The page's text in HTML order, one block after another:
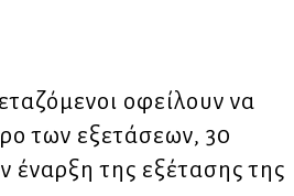
οφείλουν να
των εξετάσεων, 30
έναρξη της εξέτασης της